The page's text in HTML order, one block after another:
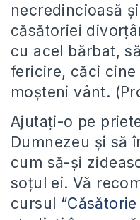
necredincioasă
căsătoriei
cu acel bărbat,
fericire, căci
moșteni vânt.
Ajutați-o pe
Dumnezeu și să
cum să-și
soțul ei. Vă
cursul